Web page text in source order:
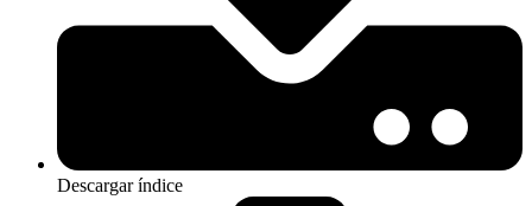
Descargar índice